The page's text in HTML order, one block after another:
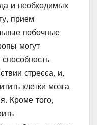
и необходимых
прием
побочные
могут
стресса, и,
клетки мозга
Кроме того,